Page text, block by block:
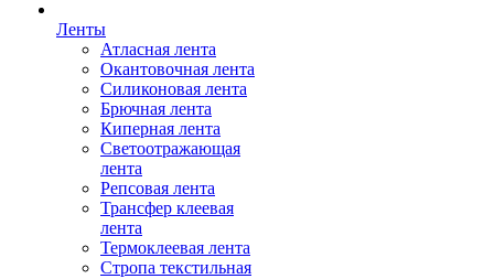
Ленты
Атласная лента
Окантовочная лента
Силиконовая лента
Брючная лента
Киперная лента
Светоотражающая
лента
Репсовая лента
Трансфер клеевая
лента
Термоклеевая лента
Стропа текстильная